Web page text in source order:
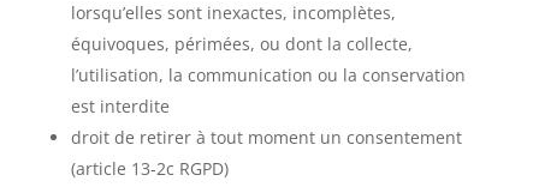
lorsqu’elles sont inexactes, incomplètes,
équivoques, périmées, ou dont la collecte,
l’utilisation, la communication ou la conservation
est interdite
droit de retirer à tout moment un consentement
(article 13-2c RGPD)